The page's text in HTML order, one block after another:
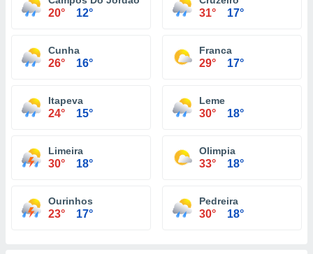
20° 12° 31° 17°
Cunha
26° 16°
Franca
29° 17°
Itapeva
24° 15°
Leme
30° 18°
Limeira
30° 18°
Olimpia
33° 18°
Ourinhos
23° 17°
Pedreira
30° 18°